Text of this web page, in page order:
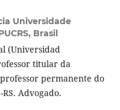
Universidade
Brasil
(Universidad
titular da
permanente do
RS. Advogado.